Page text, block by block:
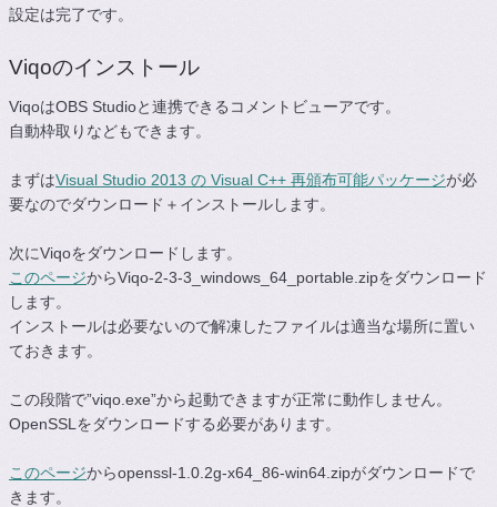
設定は完了です。
Viqoのインストール
ViqoはOBS Studioと連携できるコメントビューアです。
自動枠取りなどもできます。
まずはVisual Studio 2013 の Visual C++ 再頒布可能パッケージが必
要なのでダウンロード＋インストールします。
次にViqoをダウンロードします。
このページからViqo-2-3-3_windows_64_portable.zipをダウンロード
します。
インストールは必要ないので解凍したファイルは適当な場所に置い
ておきます。
この段階で”viqo.exe”から起動できますが正常に動作しません。
OpenSSLをダウンロードする必要があります。
このページからopenssl-1.0.2g-x64_86-win64.zipがダウンロードで
きます。